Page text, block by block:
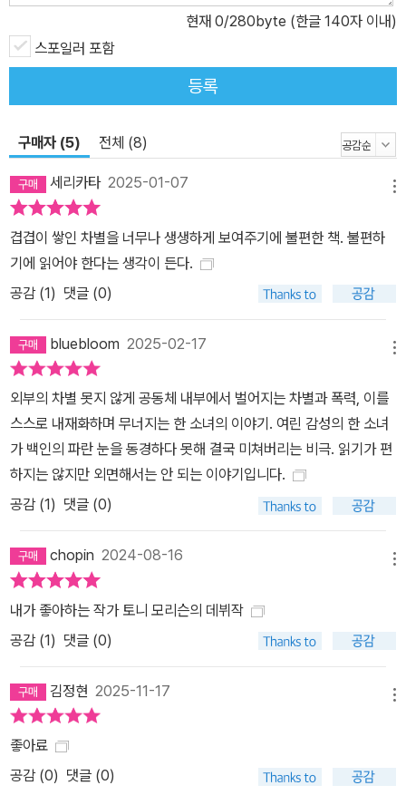
뀔 것이라고 믿는다. 그리고 근방에서 주술사 같은 존재로 통하는 소
프헤드 처치를 찾아가 파란 눈을 갖게 해달라고 부탁한다. 소원이 이
뤄졌다고 믿은 페콜라는 결국 정신이 이상해지고, 가족과 마을 사람
들에게서 버림받은 존재가 되고 만다. 이토록 비극적이고 충격적인
강렬하게 다가온다. 때로는 순진한 어린아이의 말을 듣는 것 같고, 때
로는 인생 경험이 풍부한 누군가의 넋두리를 듣는 것 같은 솔직하고
친근감 있는 문장은 비극적 서사를 고조시키며 독자의 눈과 마음을
붙든다. 토니 모리슨이 남긴 메시지, 그리고 희망 토니 모리슨은 데뷔
작 『가장 파란 눈』부터 『솔로몬의 노래』 『빌러비드』 등 일관되게 흑
그의 작품에 공감하고 지지를 보낸 사람들이 흑인만 있었던 것은 아
몇 면모는 모든 여자아이 안에 자리잡고 있다는 것이 내 생각”이었다
고 밝힌다. 광고와 TV, 영화를 포함한 대중매체가 이상적 아름다움의
기준을 제공하는 사회에서 그 기준에 맞지 않는다는 이유로 자기혐오
가 싹트는 경험. 주택을 소유하고 부부와 딸, 아들로 이뤄진 이상적인
중산층 핵가족 신화를 좇다가 실패해 좌절하는 경험. 이러한 경험들
은 1940년대 미국에서만 벌어지는 일이 아니다. 모리슨의 작품이 전
세계에서 꾸준히 읽힌 이유가 여기에 있다. 모리슨의 작품이 사랑받
는 또다른 이유는 ‘희망’일 것이다. 그는 동이 트기 전 글쓰기를 시작
하는 습관으로 유명하다. 이것은 사실 절실한 필요에 의해 생긴 습관
으로, 두 아이를 혼자 키우는 어머니이자 출판사 편집자였던 그는 육
아와 업무, 글쓰기를 병행해야 했다. 출근 전 혹은 퇴근 후, 아이들이
잠들어 있을 때 글 쓰는 시간을 마련하기로 한 그는 밤보다 아침을 택
를 직시하면서도 항상 미래로 나아가는 길을 모색했던 토니 모리슨
그 자체였다. 2019년 그가 세상을 떠나자, 평소 친분이 있었던 오프
지 아디치에, 록산 게이 등 젊은 흑인 여성 작가들은 토니 모리슨의 업
현재 0/280byte (한글 140자 이내)
스포일러 포함
등록
구매자 (5) 전체 (8)
세리카타2025-01-07
겹겹이 쌓인 차별을 너무나 생생하게 보여주기에 불편한 책. 불편하
기에 읽어야 한다는 생각이 든다.
공감 (1) 댓글 (0)
bluebloom 2025-02-17
외부의 차별 못지 않게 공동체 내부에서 벌어지는 차별과 폭력, 이를
스스로 내재화하며 무너지는 한 소녀의 이야기. 여린 감성의 한 소녀
가 백인의 파란 눈을 동경하다 못해 결국 미쳐버리는 비극. 읽기가 편
하지는 않지만 외면해서는 안 되는 이야기입니다.
공감 (1) 댓글 (0)
chopin 2024-08-16
내가 좋아하는 작가 토니 모리슨의 데뷔작
공감 (1) 댓글 (0)
김정현 2025-11-17
좋아료
공감 (0) 댓글 (0)